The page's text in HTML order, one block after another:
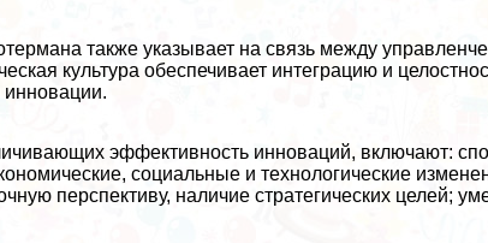
также указывает на связь между
культура обеспечивает интеграцию и
инновации.
эффективность инноваций, включают:
социальные и технологические
перспективу, наличие стратегических целей;